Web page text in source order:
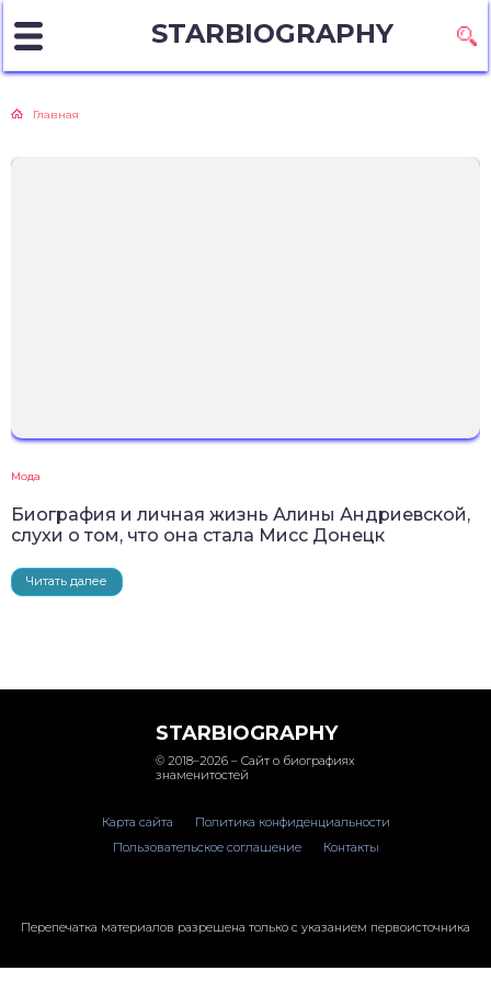
STARBIOGRAPHY
Главная
Мода
Биография и личная жизнь Алины Андриевской,
слухи о том, что она стала Мисс Донецк
Читать далее
STARBIOGRAPHY
© 2018–2026 – Сайт о биографиях
знаменитостей
Карта сайта
Политика конфиденциальности
Пользовательское соглашение
Контакты
Перепечатка материалов разрешена только с указанием первоисточника